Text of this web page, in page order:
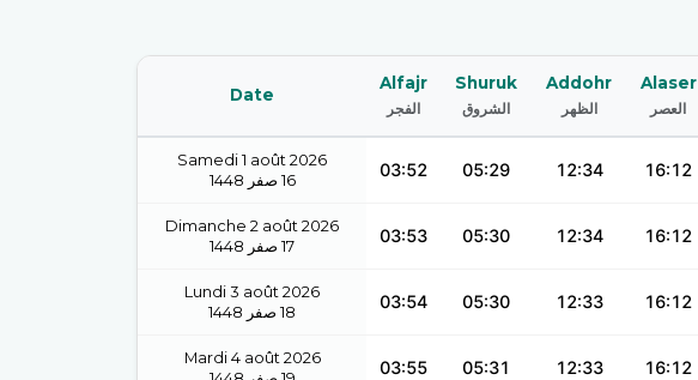
Date
Alfajr
الفجر
Shuruk
الشروق
Addohr
الظهر
Alaser
العصر
Samedi 1 août 2026
1448 صفر 16
03:52 05:29 12:34 16:12
Dimanche 2 août 2026
1448 صفر 17
03:53 05:30 12:34 16:12
Lundi 3 août 2026
1448 صفر 18
03:54 05:30 12:33 16:12
Mardi 4 août 2026
03:55 05:31 12:33 16:12